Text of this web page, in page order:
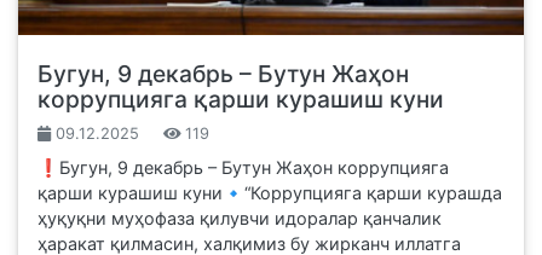
Бугун, 9 декабрь – Бутун Жаҳон
коррупцияга қарши курашиш куни
09.12.2025 119
❗️Бугун, 9 декабрь – Бутун Жаҳон коррупцияга
қарши курашиш куни🔹“Коррупцияга қарши курашда
ҳуқуқни муҳофаза қилувчи идоралар қанчалик
ҳаракат қилмасин, халқимиз бу жирканч иллатга